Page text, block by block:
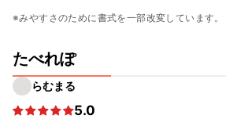
※みやすさのために書式を一部改変しています。
たべれぽ
らむまる
5.0